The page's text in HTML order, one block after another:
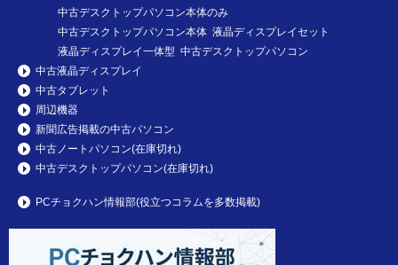
中古デスクトップパソコン本体のみ
中古デスクトップパソコン本体 液晶ディスプレイセット
液晶ディスプレイ一体型 中古デスクトップパソコン
中古液晶ディスプレイ
中古タブレット
周辺機器
新聞広告掲載の中古パソコン
中古ノートパソコン(在庫切れ)
中古デスクトップパソコン(在庫切れ)
PCチョクハン情報部(役立つコラムを多数掲載)